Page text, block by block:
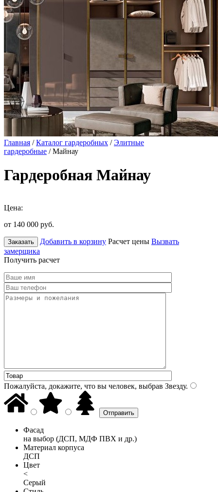
Главная /Каталог гардеробных /Элитные
гардеробные / Майнау
Гардеробная Майнау
Цена:
от 140 000 руб.
Заказать Добавить в корзину Расчет цены Вызвать
замерщика
Получить расчет
Пожалуйста, докажите, что вы человек, выбрав Звезду.
Фасад
на выбор (ДСП, МДФ ПВХ и др.)
Материал корпуса
ДСП
Цвет
<
Серый